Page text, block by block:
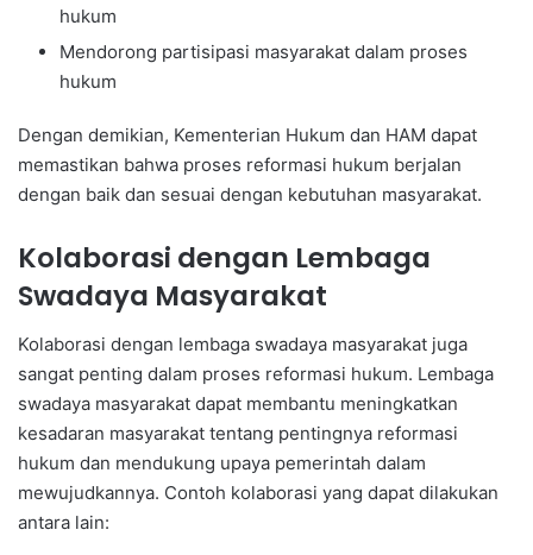
hukum
Mendorong partisipasi masyarakat dalam proses
hukum
Dengan demikian, Kementerian Hukum dan HAM dapat
memastikan bahwa proses reformasi hukum berjalan
dengan baik dan sesuai dengan kebutuhan masyarakat.
Kolaborasi dengan Lembaga
Swadaya Masyarakat
Kolaborasi dengan lembaga swadaya masyarakat juga
sangat penting dalam proses reformasi hukum. Lembaga
swadaya masyarakat dapat membantu meningkatkan
kesadaran masyarakat tentang pentingnya reformasi
hukum dan mendukung upaya pemerintah dalam
mewujudkannya. Contoh kolaborasi yang dapat dilakukan
antara lain: